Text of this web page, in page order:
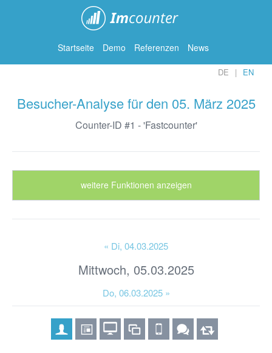
Startseite Demo Referenzen News
DE EN
Besucher-Analyse für den 05. März 2025
Counter-ID #1 - 'Fastcounter'
weitere Funktionen anzeigen
« Di, 04.03.2025
Mittwoch, 05.03.2025
Do, 06.03.2025 »